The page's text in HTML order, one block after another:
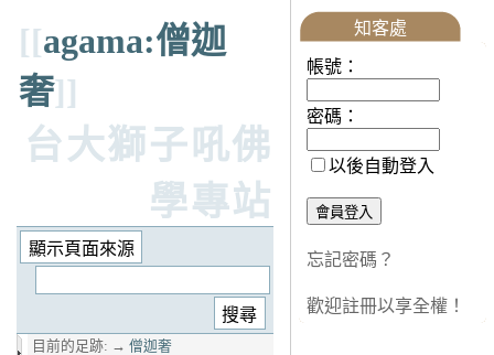
[[agama:僧迦
奢]]
台大獅子吼佛
學專站
目前的足跡: → 僧迦奢
知客處
帳號：
密碼：
以後自動登入
忘記密碼？
歡迎註冊以享全權！